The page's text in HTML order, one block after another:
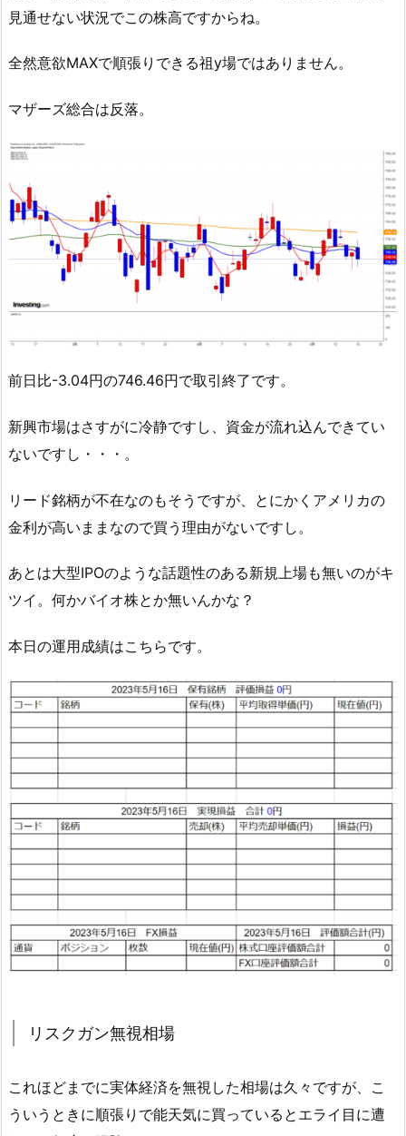
見通せない状況でこの株高ですからね。
全然意欲MAXで順張りできる祖y場ではありません。
マザーズ総合は反落。
前日比-3.04円の746.46円で取引終了です。
新興市場はさすがに冷静ですし、資金が流れ込んできてい
ないですし・・・。
リード銘柄が不在なのもそうですが、とにかくアメリカの
金利が高いままなので買う理由がないですし。
あとは大型IPOのような話題性のある新規上場も無いのがキ
ツイ。何かバイオ株とか無いんかな？
本日の運用成績はこちらです。
リスクガン無視相場
これほどまでに実体経済を無視した相場は久々ですが、こ
ういうときに順張りで能天気に買っているとエライ目に遭